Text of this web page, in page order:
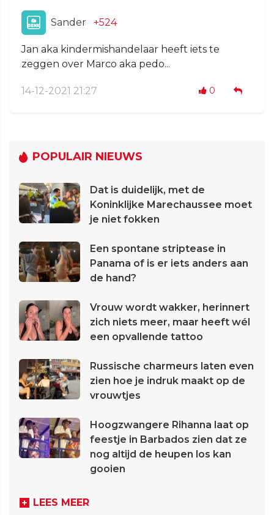
Sander +524
Jan aka kindermishandelaar heeft iets te
zeggen over Marco aka pedo...
14-12-2021 21:27 0
POPULAIR NIEUWS
Dat is duidelijk, met de
Koninklijke Marechaussee moet
je niet fokken
Een spontane striptease in
Panama of is er iets anders aan
de hand?
Vrouw wordt wakker, herinnert
zich niets meer, maar heeft wél
een opvallende tattoo
Russische charmeurs laten even
zien hoe je indruk maakt op de
vrouwtjes
Hoogzwangere Rihanna laat op
feestje in Barbados zien dat ze
nog altijd de heupen los kan
gooien
LEES MEER